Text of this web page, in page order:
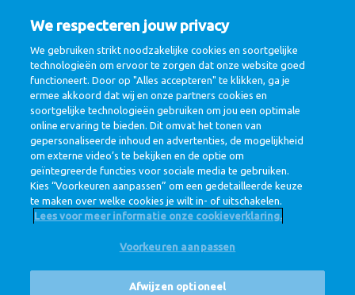
Supporting Services
Communicatie, Finance, IT & Digital, Legal,
Procurement
View jobs
Corporate Site
We respecteren jouw privacy
We gebruiken strikt noodzakelijke cookies en soortgelijke
technologieën om ervoor te zorgen dat onze website goed
functioneert. Door op "Alles accepteren" te klikken, ga je
ermee akkoord dat wij en onze partners cookies en
soortgelijke technologieën gebruiken om jou een optimale
online ervaring te bieden. Dit omvat het tonen van
gepersonaliseerde inhoud en advertenties, de mogelijkheid
om externe video’s te bekijken en de optie om
geïntegreerde functies voor sociale media te gebruiken.
Kies “Voorkeuren aanpassen” om een gedetailleerde keuze
te maken over welke cookies je wilt in- of uitschakelen.
Lees voor meer informatie onze cookieverklaring.
Voorkeuren aanpassen
Afwijzen optioneel